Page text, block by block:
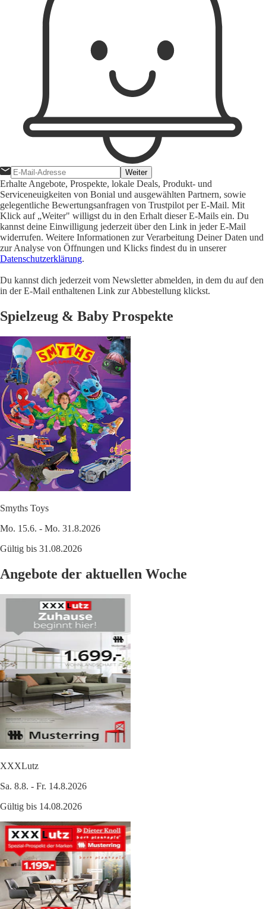
Weiter
Erhalte Angebote, Prospekte, lokale Deals, Produkt- und
Serviceneuigkeiten von Bonial und ausgewählten Partnern, sowie
gelegentliche Bewertungsanfragen von Trustpilot per E-Mail. Mit
Klick auf „Weiter" willigst du in den Erhalt dieser E-Mails ein. Du
kannst deine Einwilligung jederzeit über den Link in jeder E-Mail
widerrufen. Weitere Informationen zur Verarbeitung Deiner Daten und
zur Analyse von Öffnungen und Klicks findest du in unserer
Datenschutzerklärung.
Du kannst dich jederzeit vom Newsletter abmelden, in dem du auf den
in der E-Mail enthaltenen Link zur Abbestellung klickst.
Spielzeug & Baby Prospekte
Smyths Toys
Mo. 15.6. - Mo. 31.8.2026
Gültig bis 31.08.2026
Angebote der aktuellen Woche
XXXLutz
Sa. 8.8. - Fr. 14.8.2026
Gültig bis 14.08.2026